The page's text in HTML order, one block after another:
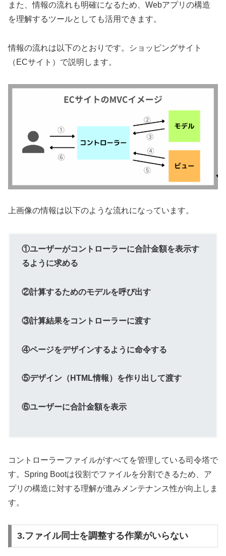
また、情報の流れも明確になるため、Webアプリの構造
を理解するツールとしても活用できます。
情報の流れは以下のとおりです。ショッピングサイト
（ECサイト）で説明します。
上画像の情報は以下のような流れになっています。
①ユーザーがコントローラーに合計金額を表示す
るように求める
②計算するためのモデルを呼び出す
③計算結果をコントローラーに渡す
④ページをデザインするように命令する
⑤デザイン（HTML情報）を作り出して渡す
⑥ユーザーに合計金額を表示
コントローラーファイルがすべてを管理している司令塔で
す。Spring Bootは役割でファイルを分割できるため、ア
プリの構造に対する理解が進みメンテナンス性が向上しま
す。
3.ファイル同士を調整する作業がいらない